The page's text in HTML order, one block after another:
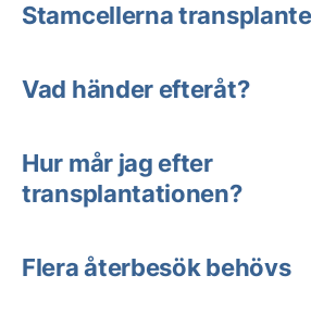
Stamcellerna
Vad händer efteråt?
Hur mår jag efter
transplantationen?
Flera återbesök behövs